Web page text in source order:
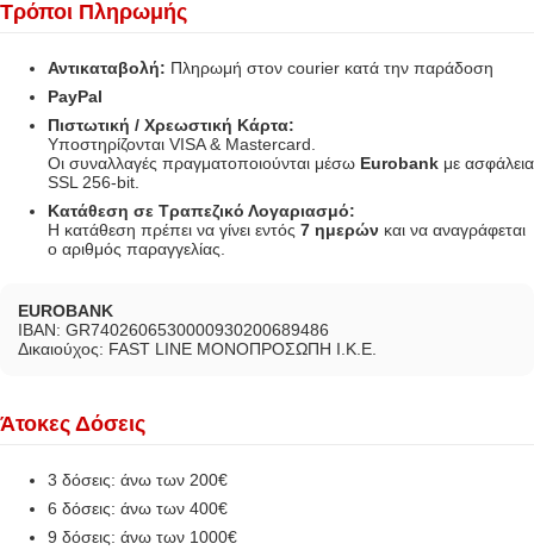
Τρόποι Πληρωμής
Αντικαταβολή: Πληρωμή στον courier κατά την παράδοση
PayPal
Πιστωτική / Χρεωστική Κάρτα:
Υποστηρίζονται VISA & Mastercard.
Οι συναλλαγές πραγματοποιούνται μέσω Eurobank με ασφάλεια
SSL 256-bit.
Κατάθεση σε Τραπεζικό Λογαριασμό:
Η κατάθεση πρέπει να γίνει εντός 7 ημερών και να αναγράφεται
ο αριθμός παραγγελίας.
EUROBANK
IBAN: GR7402606530000930200689486
Δικαιούχος: FAST LINE ΜΟΝΟΠΡΟΣΩΠΗ Ι.Κ.Ε.
Άτοκες Δόσεις
3 δόσεις: άνω των 200€
6 δόσεις: άνω των 400€
9 δόσεις: άνω των 1000€